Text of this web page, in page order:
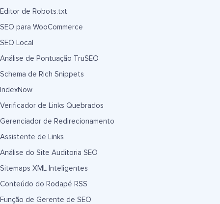
Editor de Robots.txt
SEO para WooCommerce
SEO Local
Análise de Pontuação TruSEO
Schema de Rich Snippets
IndexNow
Verificador de Links Quebrados
Gerenciador de Redirecionamento
Assistente de Links
Análise do Site Auditoria SEO
Sitemaps XML Inteligentes
Conteúdo do Rodapé RSS
Função de Gerente de SEO